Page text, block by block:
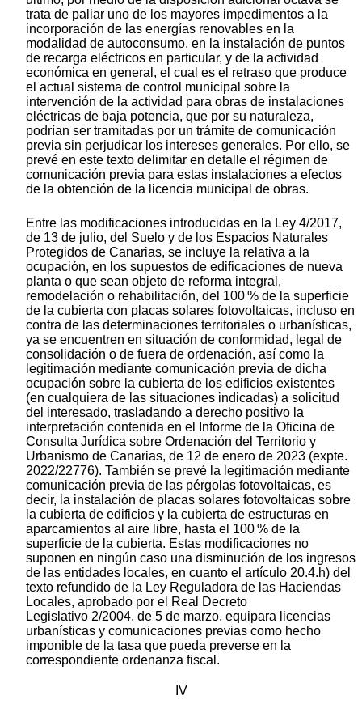
trata de paliar uno de los mayores impedimentos a la
incorporación de las energías renovables en la
modalidad de autoconsumo, en la instalación de puntos
de recarga eléctricos en particular, y de la actividad
económica en general, el cual es el retraso que produce
el actual sistema de control municipal sobre la
intervención de la actividad para obras de instalaciones
eléctricas de baja potencia, que por su naturaleza,
podrían ser tramitadas por un trámite de comunicación
previa sin perjudicar los intereses generales. Por ello, se
prevé en este texto delimitar en detalle el régimen de
comunicación previa para estas instalaciones a efectos
de la obtención de la licencia municipal de obras.
Entre las modificaciones introducidas en la Ley 4/2017,
de 13 de julio, del Suelo y de los Espacios Naturales
Protegidos de Canarias, se incluye la relativa a la
ocupación, en los supuestos de edificaciones de nueva
planta o que sean objeto de reforma integral,
remodelación o rehabilitación, del 100 % de la superficie
de la cubierta con placas solares fotovoltaicas, incluso en
contra de las determinaciones territoriales o urbanísticas,
ya se encuentren en situación de conformidad, legal de
consolidación o de fuera de ordenación, así como la
legitimación mediante comunicación previa de dicha
ocupación sobre la cubierta de los edificios existentes
(en cualquiera de las situaciones indicadas) a solicitud
del interesado, trasladando a derecho positivo la
interpretación contenida en el Informe de la Oficina de
Consulta Jurídica sobre Ordenación del Territorio y
Urbanismo de Canarias, de 12 de enero de 2023 (expte.
2022/22776). También se prevé la legitimación mediante
comunicación previa de las pérgolas fotovoltaicas, es
decir, la instalación de placas solares fotovoltaicas sobre
la cubierta de edificios y la cubierta de estructuras en
aparcamientos al aire libre, hasta el 100 % de la
superficie de la cubierta. Estas modificaciones no
suponen en ningún caso una disminución de los ingresos
de las entidades locales, en cuanto el artículo 20.4.h) del
texto refundido de la Ley Reguladora de las Haciendas
Locales, aprobado por el Real Decreto
Legislativo 2/2004, de 5 de marzo, equipara licencias
urbanísticas y comunicaciones previas como hecho
imponible de la tasa que pueda preverse en la
correspondiente ordenanza fiscal.
IV